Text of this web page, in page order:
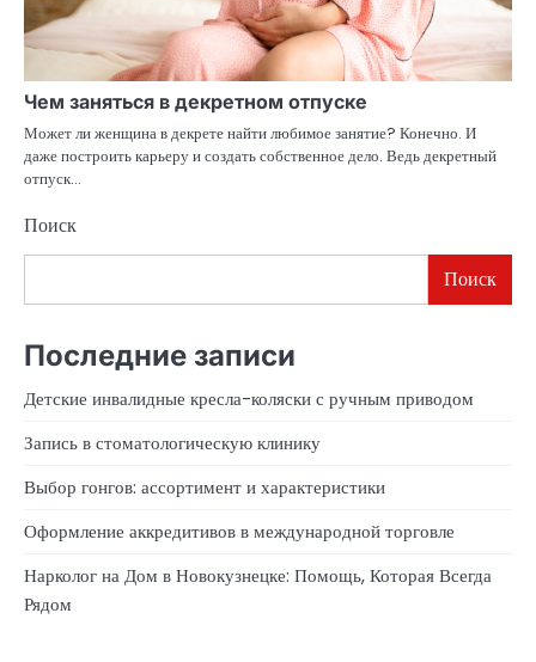
Чем заняться в декретном отпуске
Может ли женщина в декрете найти любимое занятие? Конечно. И
даже построить карьеру и создать собственное дело. Ведь декретный
отпуск…
Поиск
Поиск
Последние записи
Детские инвалидные кресла-коляски с ручным приводом
Запись в стоматологическую клинику
Выбор гонгов: ассортимент и характеристики
Оформление аккредитивов в международной торговле
Нарколог на Дом в Новокузнецке: Помощь, Которая Всегда
Рядом